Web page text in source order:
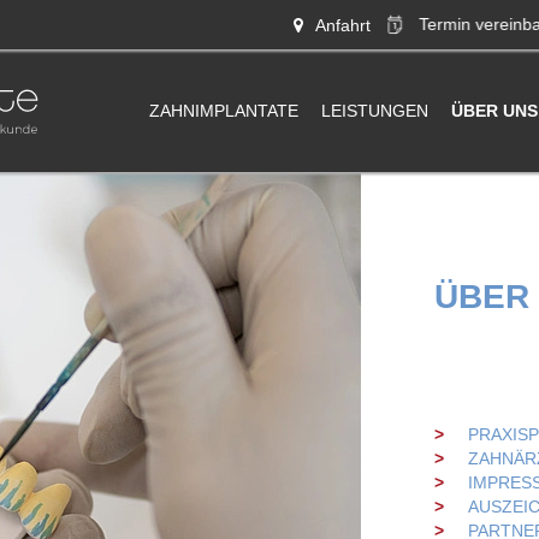
Anfahrt Termin
ZAHNIMPLANTATE LEISTUNGEN ÜBER UNS
ÜBER